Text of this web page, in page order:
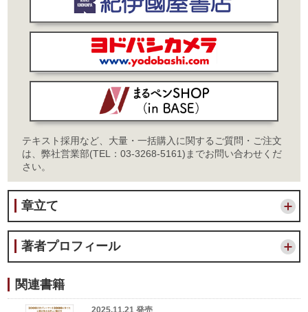
テキスト採用など、大量・一括購入に関するご質問・ご注文
は、弊社営業部(TEL：03-3268-5161)までお問い合わせくだ
さい。
章立て
著者プロフィール
関連書籍
2025.11.21 発売